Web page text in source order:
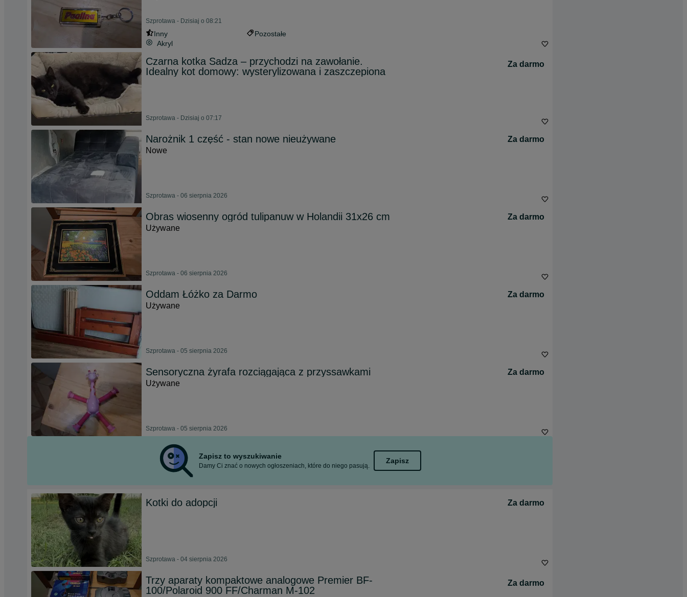
Szprotawa - Dzisiaj o 08:21
Inny
Pozostałe
Akryl
Czarna kotka Sadza – przychodzi na zawołanie.
Idealny kot domowy: wysterylizowana i zaszczepiona
Za darmo
Szprotawa - Dzisiaj o 07:17
Narożnik 1 część - stan nowe nieużywane
Za darmo
Nowe
Szprotawa - 06 sierpnia 2026
Obras wiosenny ogród tulipanuw w Holandii 31x26 cm
Za darmo
Używane
Szprotawa - 06 sierpnia 2026
Oddam Łóżko za Darmo
Za darmo
Używane
Szprotawa - 05 sierpnia 2026
Sensoryczna żyrafa rozciągająca z przyssawkami
Za darmo
Używane
Szprotawa - 05 sierpnia 2026
Zapisz to wyszukiwanie
Damy Ci znać o nowych ogłoszeniach, które do niego pasują.
Zapisz
Kotki do adopcji Za darmo
Szprotawa - 04 sierpnia 2026
Trzy aparaty kompaktowe analogowe Premier BF-
100/Polaroid 900 FF/Charman M-102
Za darmo